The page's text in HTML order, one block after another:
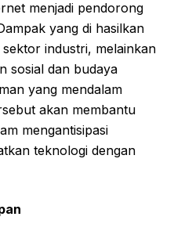
menjadi pendorong
yang di hasilkan
industri, melainkan
sosial dan budaya
yang mendalam
akan membantu
mengantisipasi
teknologi dengan